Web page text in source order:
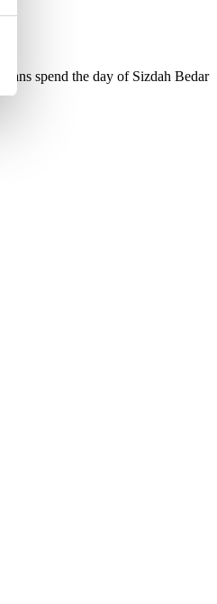
spend the day of Sizdah Bedar